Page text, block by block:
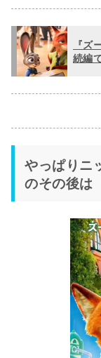
『ズ
続編
やっぱりニ
のその後は